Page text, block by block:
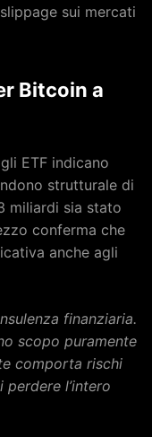
sui mercati
Bitcoin a
ETF indicano
strutturale di
miliardi sia stato
conferma che
anche agli
finanziaria.
scopo puramente
comporta rischi
l’intero